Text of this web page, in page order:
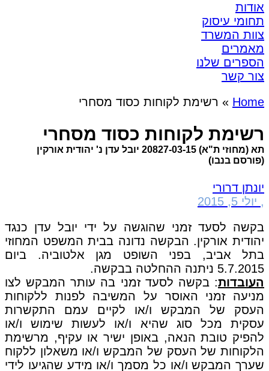
אודות
תחומי עיסוק
צוות המשרד
מאמרים
הספרים שלנו
צור קשר
Home
» רשימת לקוחות כסוד מסחרי
רשימת לקוחות כסוד מסחרי
תא (מחוזי ת"א) 20827-03-15 יובל עדן נ' יהודית אורקין
(פורסם בנבו)
יונתן דרורי
, יולי 5, 2015
בקשה לסעד זמני שהוגשה על ידי יובל עדן כנגד
יהודית אורקין. הבקשה נדונה בבית המשפט המחוזי
בתל אביב, בפני השופט מגן אלטוביה. ביום
5.7.2015 ניתנה ההחלטה בבקשה.
העובדות: בקשה לסעד זמני בה עותר המבקש לצו
מניעה זמני האוסר על המשיבה לפנות ללקוחות
העסק של המבקש ו/או לקיים עמם התקשרות
עסקית מכל סוג שהיא ו/או לעשות שימוש ו/או
להפיק טובת הנאה, באופן ישיר או עקיף, מרשימת
הלקוחות של העסק של המבקש ו/או משאלון ללקוח
שערך המבקש ו/או כל מסמך ו/או מידע שהגיעו לידי